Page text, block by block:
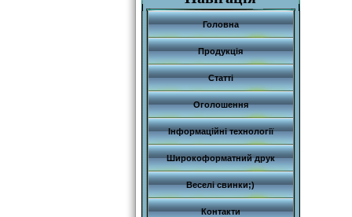
Головна
Продукція
Статті
Оголошення
Інформаційні технології
Широкоформатний друк
Веселі свинки;)
Контакти